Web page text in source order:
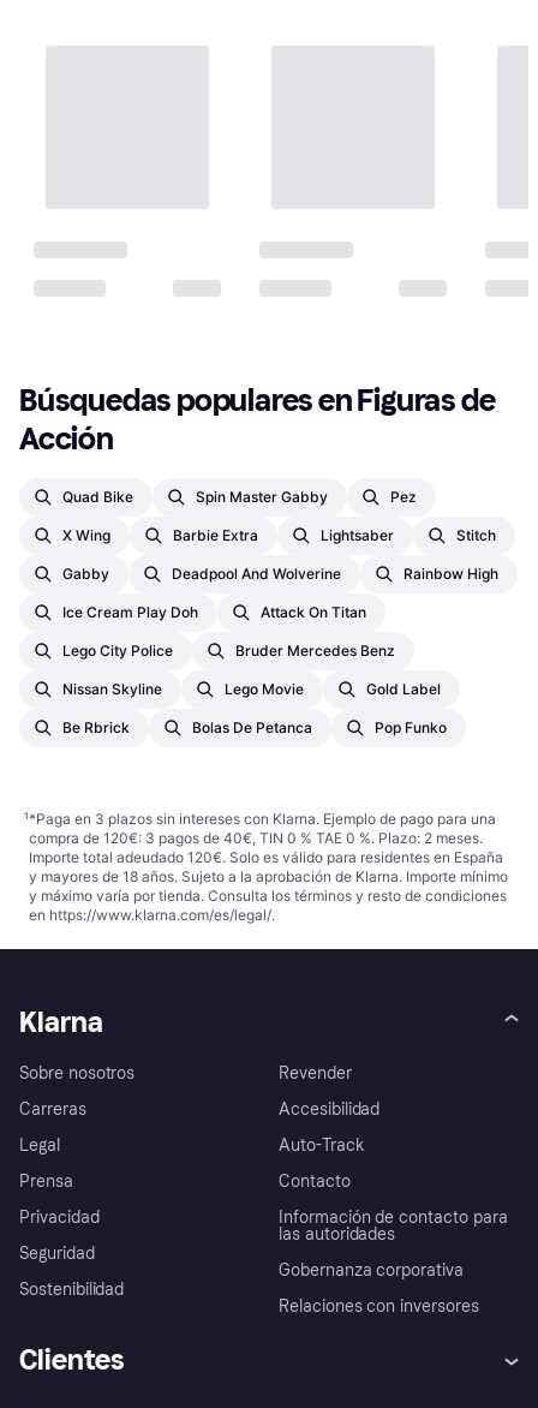
Búsquedas populares en Figuras de
Acción
Quad Bike Spin Master Gabby Pez
X Wing Barbie Extra Lightsaber Stitch
Gabby Deadpool And Wolverine Rainbow High
Ice Cream Play Doh Attack On Titan
Lego City Police Bruder Mercedes Benz
Nissan Skyline Lego Movie Gold Label
Be Rbrick Bolas De Petanca Pop Funko
¹*Paga en 3 plazos sin intereses con Klarna. Ejemplo de pago para una
compra de 120€: 3 pagos de 40€, TIN 0 % TAE 0 %. Plazo: 2 meses.
Importe total adeudado 120€. Solo es válido para residentes en España
y mayores de 18 años. Sujeto a la aprobación de Klarna. Importe mínimo
y máximo varía por tienda. Consulta los términos y resto de condiciones
en https://www.klarna.com/es/legal/.
Klarna
Sobre nosotros
Carreras
Legal
Prensa
Privacidad
Seguridad
Sostenibilidad
Revender
Accesibilidad
Auto-Track
Contacto
Información de contacto para
las autoridades
Gobernanza corporativa
Relaciones con inversores
Clientes